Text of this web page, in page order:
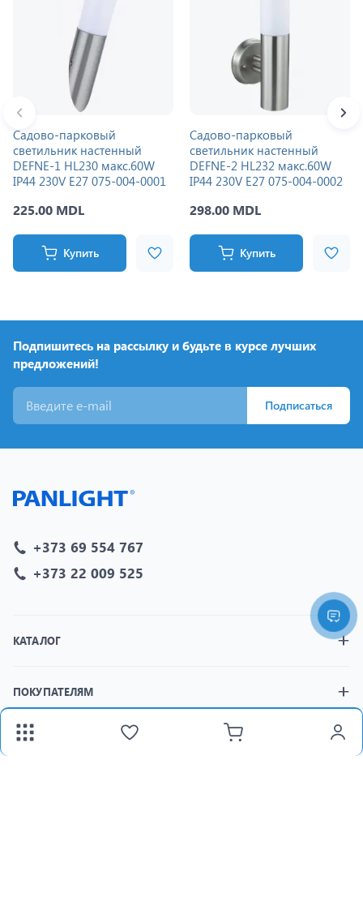
Садово-парковый
светильник настенный
DEFNE-1 HL230 макс.60W
IP44 230V E27 075-004-0001
225.00 MDL
Купить
Садово-парковый
светильник настенный
DEFNE-2 HL232 макс.60W
IP44 230V E27 075-004-0002
298.00 MDL
Купить
Подпишитесь на рассылку и будьте в курсе лучших
предложений!
Подписаться
+373 69 554 767
+373 22 009 525
КАТАЛОГ
ПОКУПАТЕЛЯМ
МАГАЗИНЫ